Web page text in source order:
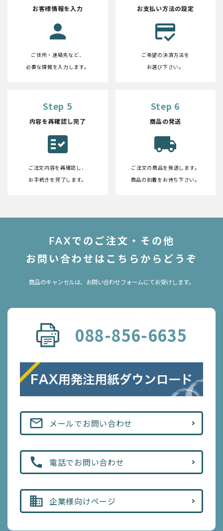
お客様情報を入力
person
ご住所・連絡先など、
必要な情報を入力します。
お支払い方法の設定
credit_score
ご希望の決済方法を
お選び下さい。
Step 5
内容を再確認し完了
fact_check
ご注文内容を再確認し、
お手続きを完了します。
Step 6
商品の発送
local_shipping
ご注文の商品を発送します。
商品の到着をお待ち下さい。
FAXでのご注文・その他
お問い合わせはこちらからどうぞ
商品のキャンセルは、お問い合わせフォームにてお受けします。
088-856-6635
mail_outline メールでお問い合わせ
call 電話でお問い合わせ
business 企業様向けページ